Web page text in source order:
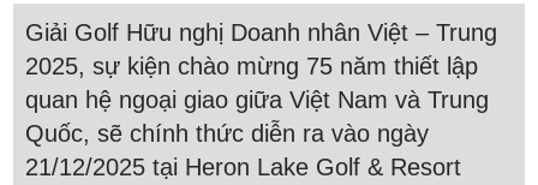
Giải Golf Hữu nghị Doanh nhân Việt – Trung
2025, sự kiện chào mừng 75 năm thiết lập
quan hệ ngoại giao giữa Việt Nam và Trung
Quốc, sẽ chính thức diễn ra vào ngày
21/12/2025 tại Heron Lake Golf & Resort